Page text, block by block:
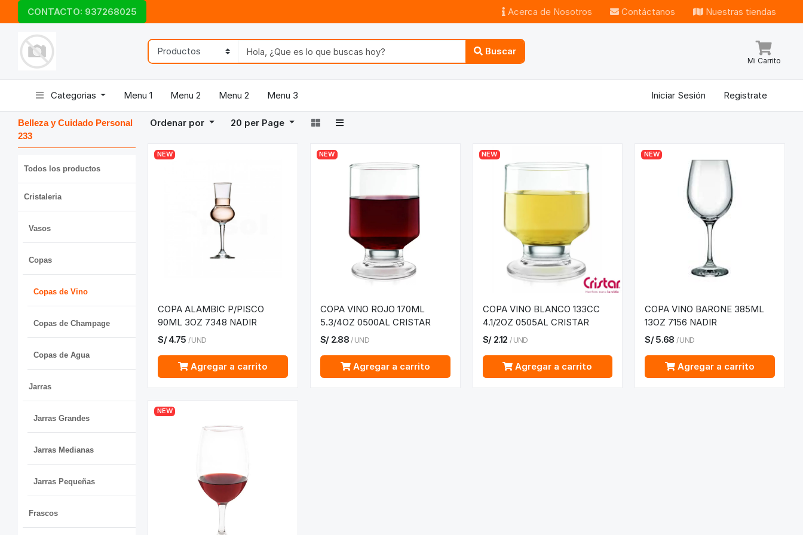
CONTACTO: 937268025 Acerca de Nosotros Contáctanos Nuestras tiendas
Buscar
Mi Carrito
Categorias Menu 1 Menu 2 Menu 2 Menu 3 Iniciar Sesión Registrate
Belleza y Cuidado Personal
233
Todos los productos
Cristaleria
Vasos
Copas
Copas de Vino
Copas de Champage
Copas de Agua
Jarras
Jarras Grandes
Jarras Medianas
Jarras Pequeñas
Frascos
Ordenar por 20 per Page
NEW
COPA ALAMBIC P/PISCO
90ML 3OZ 7348 NADIR
S/4.75 /UND
Agregar a carrito
NEW
COPA VINO ROJO 170ML
5.3/4OZ 0500AL CRISTAR
S/ 2.88 / UND
Agregar a carrito
NEW
COPA VINO BLANCO 133CC
4.1/2OZ 0505AL CRISTAR
S/ 2.12 / UND
Agregar a carrito
NEW
COPA VINO BARONE 385ML
13OZ 7156 NADIR
S/5.68 /UND
Agregar a carrito
NEW